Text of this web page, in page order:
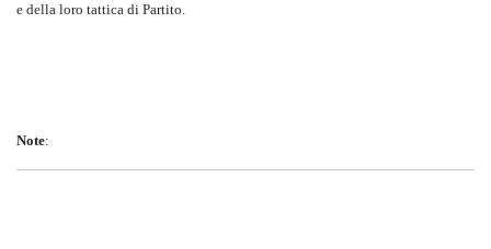
e della loro tattica di Partito.
Note: